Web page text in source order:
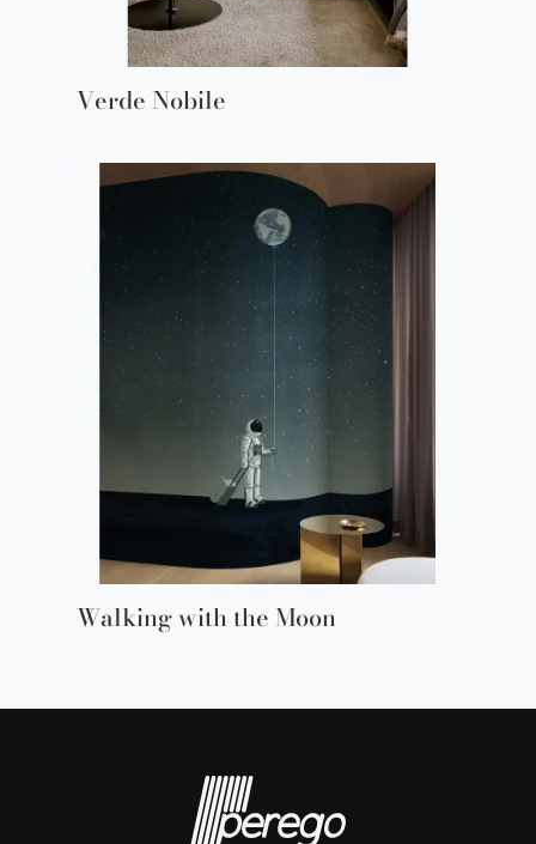
Verde Nobile
Walking with the Moon